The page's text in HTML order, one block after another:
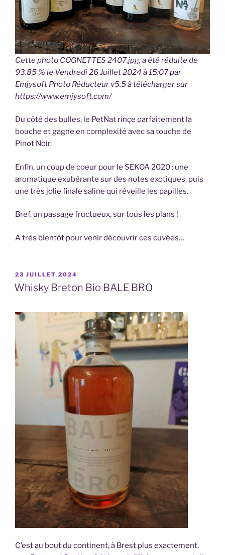
Cette photo COGNETTES 2407.jpg, a été réduite de
93.85 % le Vendredi 26 Juillet 2024 à 15:07 par
Emjysoft Photo Réducteur v5.5 à télécharger sur
https://www.emjysoft.com/
Du côté des bulles, le PetNat rinçe parfaitement la
bouche et gagne en complexité avec sa touche de
Pinot Noir.
Enfin, un coup de coeur pour le SEKOA 2020 : une
aromatique exubérante sur des notes exotiques, puis
une très jolie finale saline qui réveille les papilles.
Bref, un passage fructueux, sur tous les plans !
A très bientôt pour venir découvrir ces cuvées…
PUBLIÉ
LE
23 JUILLET 2024
Whisky Breton Bio BALE BRO
C’est au bout du continent, à Brest plus exactement,